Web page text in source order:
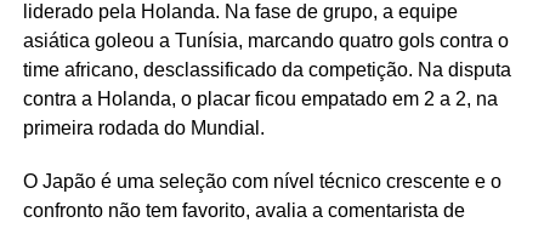
liderado pela Holanda. Na fase de grupo, a equipe
asiática goleou a Tunísia, marcando quatro gols contra o
time africano, desclassificado da competição. Na disputa
contra a Holanda, o placar ficou empatado em 2 a 2, na
primeira rodada do Mundial.
O Japão é uma seleção com nível técnico crescente e o
confronto não tem favorito, avalia a comentarista de